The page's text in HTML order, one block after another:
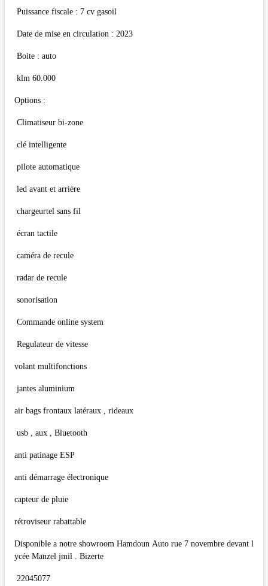
Puissance fiscale : 7 cv gasoil
Date de mise en circulation : 2023
Boite : auto
klm 60.000
Options :
Climatiseur bi-zone
clé intelligente
pilote automatique
led avant et arrière
chargeurtel sans fil
écran tactile
caméra de recule
radar de recule
sonorisation
Commande online system
Regulateur de vitesse
volant multifonctions
jantes aluminium
air bags frontaux latéraux , rideaux
usb , aux , Bluetooth
anti patinage ESP
anti démarrage électronique
capteur de pluie
rétroviseur rabattable
Disponible a notre showroom Hamdoun Auto rue 7 novembre devant l
ycée Manzel jmil . Bizerte
22045077